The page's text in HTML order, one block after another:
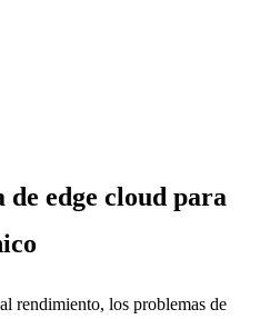
de edge cloud para
rendimiento, los problemas de